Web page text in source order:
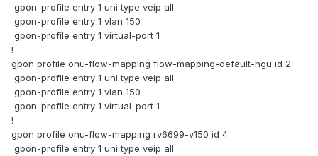
gpon-profile entry 1 uni type veip all
gpon-profile entry 1 vlan 150
gpon-profile entry 1 virtual-port 1
!
gpon profile onu-flow-mapping flow-mapping-default-hgu id 2
gpon-profile entry 1 uni type veip all
gpon-profile entry 1 vlan 150
gpon-profile entry 1 virtual-port 1
!
gpon profile onu-flow-mapping rv6699-v150 id 4
gpon-profile entry 1 uni type veip all